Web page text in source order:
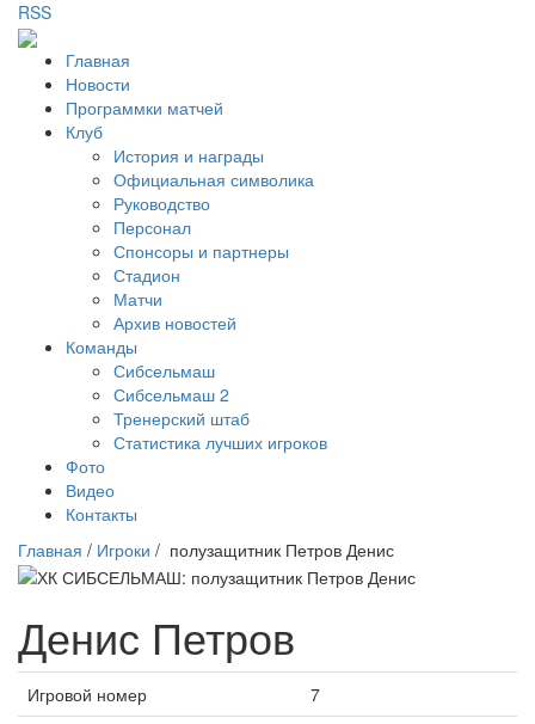
RSS
Главная
Новости
Программки матчей
Клуб
История и награды
Официальная символика
Руководство
Персонал
Спонсоры и партнеры
Стадион
Матчи
Архив новостей
Команды
Сибсельмаш
Сибсельмаш 2
Тренерский штаб
Статистика лучших игроков
Фото
Видео
Контакты
Главная / Игроки / полузащитник Петров Денис
Денис Петров
Игровой номер
7